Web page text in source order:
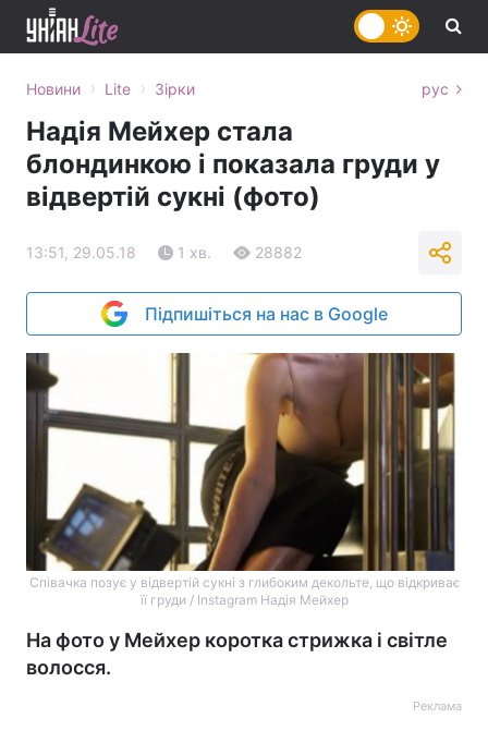
Новини › Lite › Зірки рус
Надія Мейхер стала
блондинкою і показала груди у
відвертій сукні (фото)
13:51, 29.05.18 1 хв. 28882
Підпишіться на нас в Google
Співачка позує у відвертій сукні з глибоким декольте, що відкриває
її груди / Instagram Надія Мейхер
На фото у Мейхер коротка стрижка і світле
волосся.
Реклама